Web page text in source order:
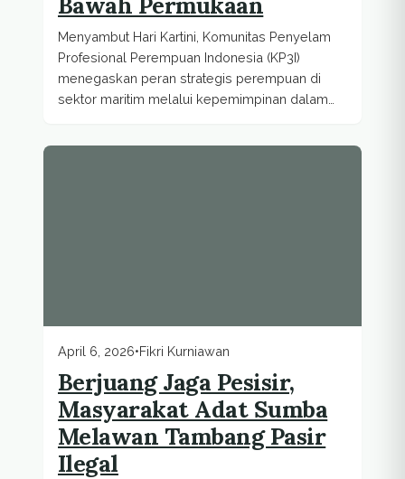
Menyambut Hari Kartini, Komunitas Penyelam
Profesional Perempuan Indonesia (KP3I)
menegaskan peran strategis perempuan di
sektor maritim melalui kepemimpinan dalam
April 6, 2026•Fikri Kurniawan
Berjuang Jaga Pesisir,
Masyarakat Adat Sumba
Melawan Tambang Pasir
Ilegal